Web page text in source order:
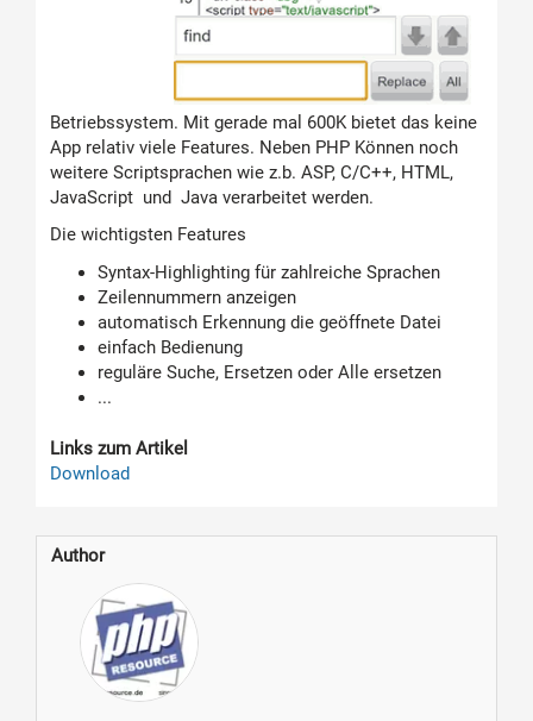
Betriebssystem. Mit gerade mal 600K bietet das keine
App relativ viele Features. Neben PHP Können noch
weitere Scriptsprachen wie z.b. ASP, C/C++, HTML,
JavaScript und Java verarbeitet werden.
Die wichtigsten Features
Syntax-Highlighting für zahlreiche Sprachen
Zeilennummern anzeigen
automatisch Erkennung die geöffnete Datei
einfach Bedienung
reguläre Suche, Ersetzen oder Alle ersetzen
...
Links zum Artikel
Download
Author